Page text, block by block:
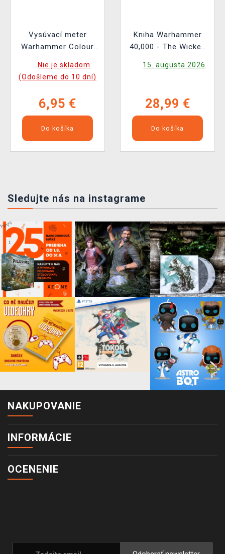
Vysúvací meter
Warhammer Colour
Nie je skladom
(Odošleme do 10 dní)
6,95 €
Do košíka
Kniha Warhammer
40,000 - The Wicked
15. augusta 2026
28,99 €
Do košíka
Sledujte nás na instagrame
NAKUPOVANIE
INFORMÁCIE
OCENENIE